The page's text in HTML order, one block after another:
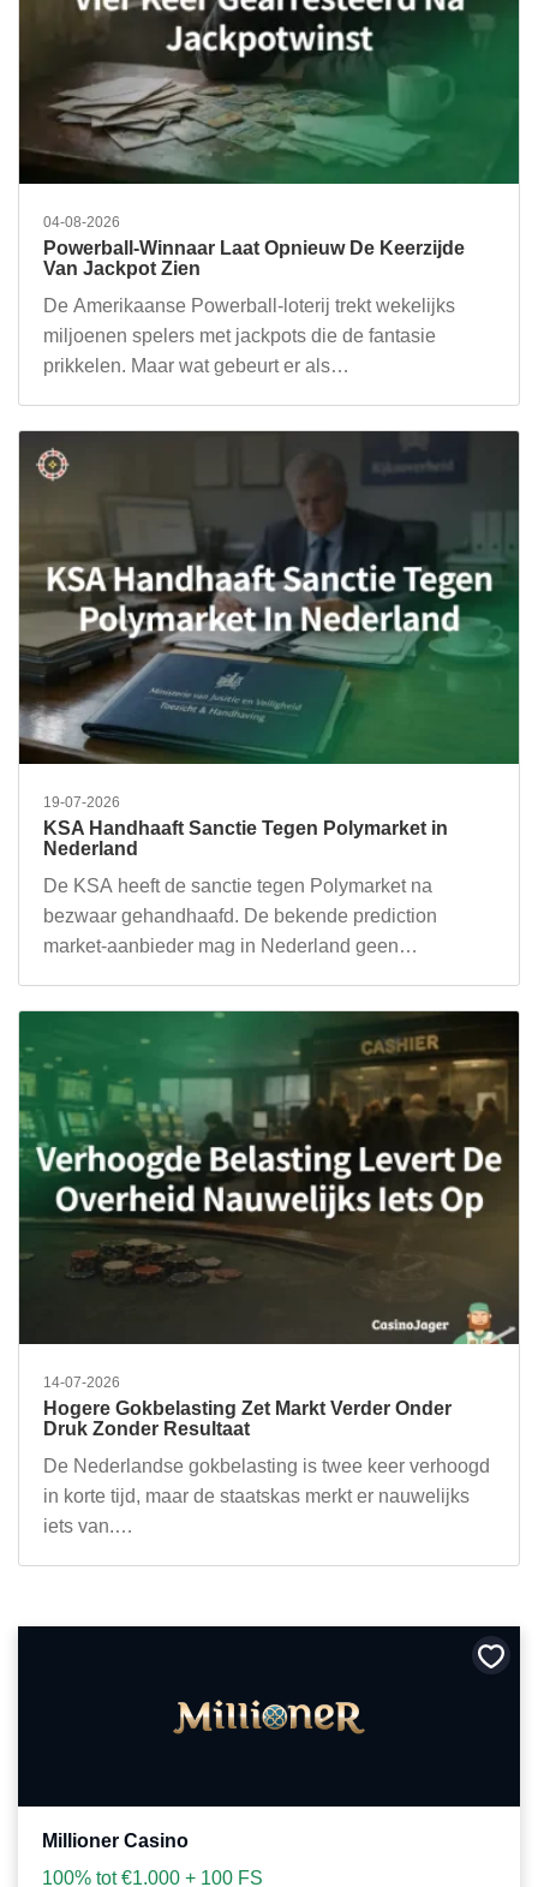
04-08-2026
Powerball-Winnaar Laat Opnieuw De Keerzijde
Van Jackpot Zien
De Amerikaanse Powerball-loterij trekt wekelijks
miljoenen spelers met jackpots die de fantasie
prikkelen. Maar wat gebeurt er als…
19-07-2026
KSA Handhaaft Sanctie Tegen Polymarket in
Nederland
De KSA heeft de sanctie tegen Polymarket na
bezwaar gehandhaafd. De bekende prediction
market-aanbieder mag in Nederland geen…
14-07-2026
Hogere Gokbelasting Zet Markt Verder Onder
Druk Zonder Resultaat
De Nederlandse gokbelasting is twee keer verhoogd
in korte tijd, maar de staatskas merkt er nauwelijks
iets van.…
Millioner Casino
100% tot €1.000 + 100 FS